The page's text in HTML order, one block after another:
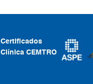
Certificados
Clínica CEMTRO